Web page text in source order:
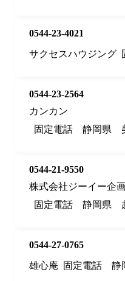
0544-23-4021
サクセスハウジング
0544-23-2564
カンカン
固定電話
静岡県
0544-21-9550
株式会社ジーイー企
固定電話
静岡県
0544-27-0765
雄心庵
固定電話 静